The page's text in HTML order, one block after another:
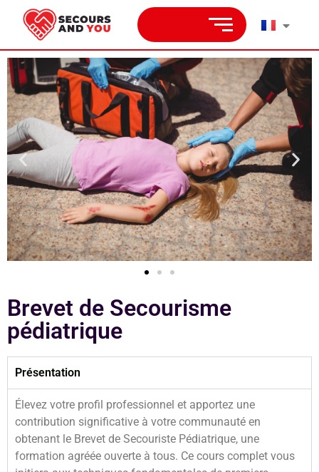
Brevet de Secourisme
pédiatrique
Présentation
Élevez votre profil professionnel et apportez une
contribution significative à votre communauté en
obtenant le Brevet de Secouriste Pédiatrique, une
formation agréée ouverte à tous. Ce cours complet vous